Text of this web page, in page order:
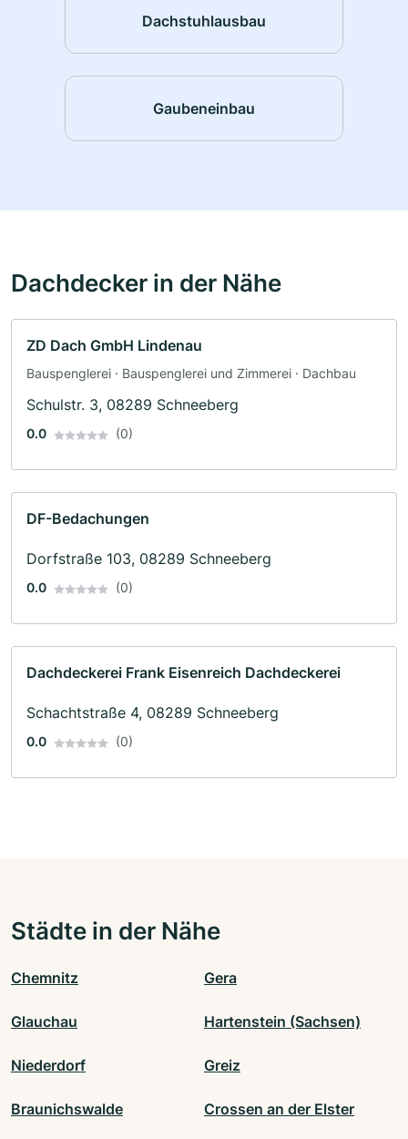
Dachstuhlausbau
Gaubeneinbau
Dachdecker in der Nähe
ZD Dach GmbH Lindenau
Bauspenglerei · Bauspenglerei und Zimmerei · Dachbau
Schulstr. 3, 08289 Schneeberg
0.0 (0)
DF-Bedachungen
Dorfstraße 103, 08289 Schneeberg
0.0 (0)
Dachdeckerei Frank Eisenreich Dachdeckerei
Schachtstraße 4, 08289 Schneeberg
0.0 (0)
Städte in der Nähe
Chemnitz Gera
Glauchau Hartenstein (Sachsen)
Niederdorf Greiz
Braunichswalde Crossen an der Elster